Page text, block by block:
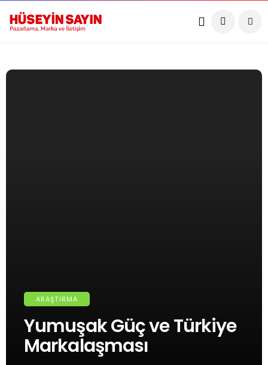
ARAŞTIRMA
Yumuşak Güç ve Türkiye
Markalaşması